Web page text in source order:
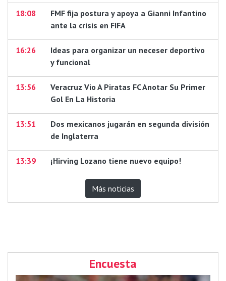
18:08
FMF fija postura y apoya a Gianni Infantino
ante la crisis en FIFA
16:26
Ideas para organizar un neceser deportivo
y funcional
13:56
Veracruz Vio A Piratas FC Anotar Su Primer
Gol En La Historia
13:51
Dos mexicanos jugarán en segunda división
de Inglaterra
13:39 ¡Hirving Lozano tiene nuevo equipo!
Más noticias
Encuesta